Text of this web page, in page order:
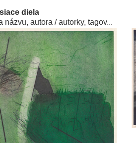
diela
názvu, autora / autorky, tagov...